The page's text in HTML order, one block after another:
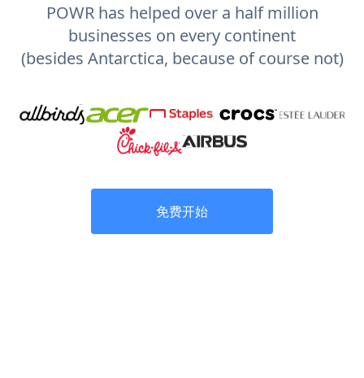
POWR has helped over a half million
businesses on every continent
(besides Antarctica, because of course not)
免费开始